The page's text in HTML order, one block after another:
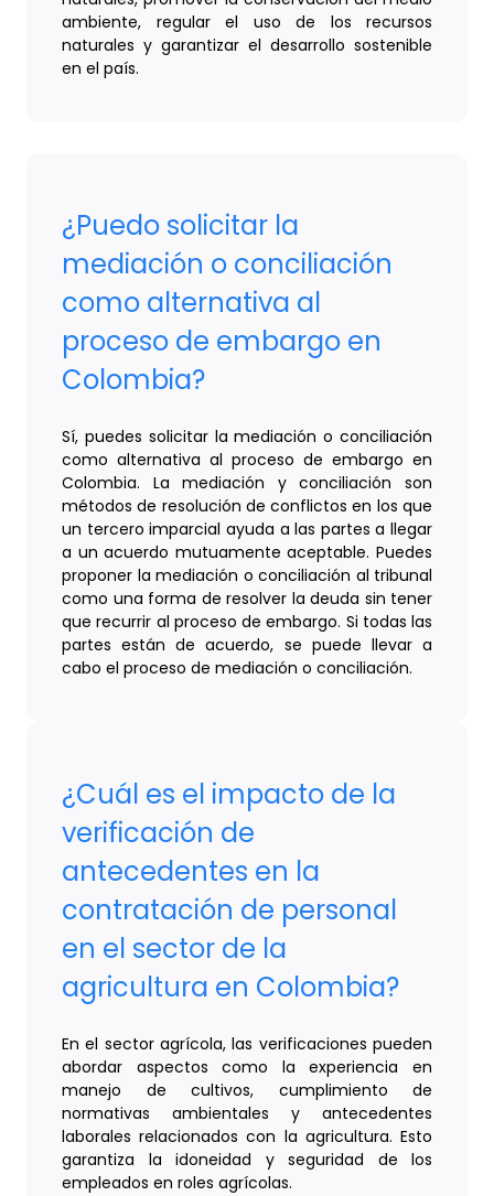
ambiente, regular el uso de los recursos
naturales y garantizar el desarrollo sostenible
en el país.
¿Puedo solicitar la
mediación o conciliación
como alternativa al
proceso de embargo en
Colombia?
Sí, puedes solicitar la mediación o conciliación
como alternativa al proceso de embargo en
Colombia. La mediación y conciliación son
métodos de resolución de conflictos en los que
un tercero imparcial ayuda a las partes a llegar
a un acuerdo mutuamente aceptable. Puedes
proponer la mediación o conciliación al tribunal
como una forma de resolver la deuda sin tener
que recurrir al proceso de embargo. Si todas las
partes están de acuerdo, se puede llevar a
cabo el proceso de mediación o conciliación.
¿Cuál es el impacto de la
verificación de
antecedentes en la
contratación de personal
en el sector de la
agricultura en Colombia?
En el sector agrícola, las verificaciones pueden
abordar aspectos como la experiencia en
manejo de cultivos, cumplimiento de
normativas ambientales y antecedentes
laborales relacionados con la agricultura. Esto
garantiza la idoneidad y seguridad de los
empleados en roles agrícolas.